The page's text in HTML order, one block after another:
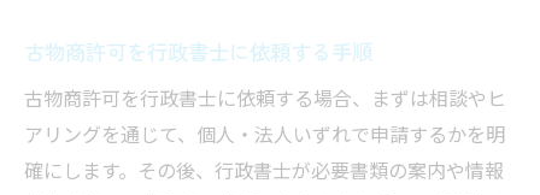
古物商許可を行政書士に依頼する手順
古物商許可を行政書士に依頼する場合、まずは相談やヒ
アリングを通じて、個人・法人いずれで申請するかを明
確にします。その後、行政書士が必要書類の案内や情報